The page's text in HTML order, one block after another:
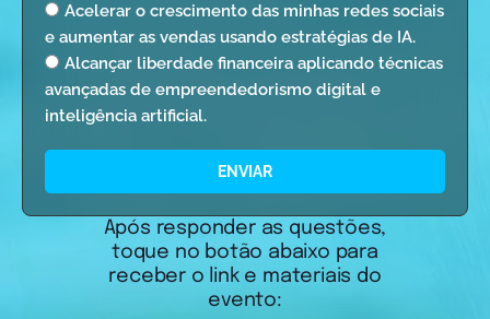
Acelerar o crescimento das minhas redes sociais
e aumentar as vendas usando estratégias de IA.
Alcançar liberdade financeira aplicando técnicas
avançadas de empreendedorismo digital e
inteligência artificial.
ENVIAR
Após responder as questões,
toque no botão abaixo para
receber o link e materiais do
evento: